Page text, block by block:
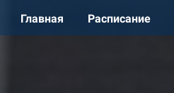
Главная Расписание